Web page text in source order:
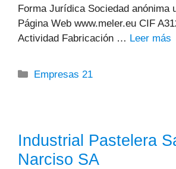
Forma Jurídica Sociedad anónima
Página Web www.meler.eu CIF
Actividad Fabricación … Leer más
Categorías
Empresas 21
Industrial Pastelera
Narciso SA